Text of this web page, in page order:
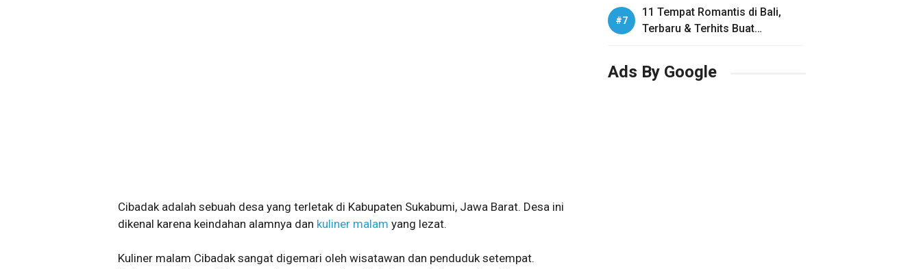
Cibadak adalah sebuah desa yang terletak di Kabupaten Sukabumi, Jawa Barat. Desa ini
dikenal karena keindahan alamnya dan kuliner malam yang lezat.
Kuliner malam Cibadak sangat digemari oleh wisatawan dan penduduk setempat.
11 Tempat Romantis di Bali,
Terbaru & Terhits Buat
Ads By Google